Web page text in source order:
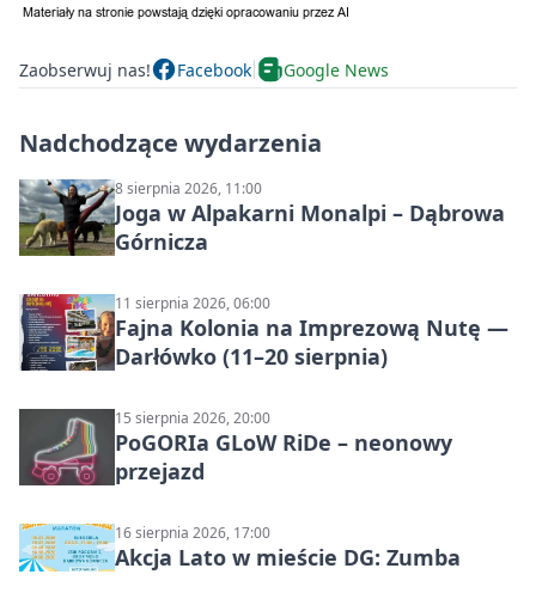
Zaobserwuj nas! Facebook Google News
Nadchodzące wydarzenia
8 sierpnia 2026, 11:00
Joga w Alpakarni Monalpi – Dąbrowa
Górnicza
11 sierpnia 2026, 06:00
Fajna Kolonia na Imprezową Nutę —
Darłówko (11–20 sierpnia)
15 sierpnia 2026, 20:00
PoGORIa GLoW RiDe – neonowy
przejazd
16 sierpnia 2026, 17:00
Akcja Lato w mieście DG: Zumba